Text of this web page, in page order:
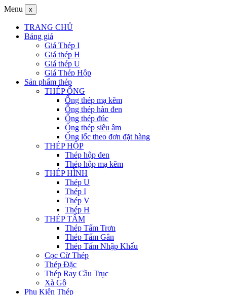
Menu x
TRANG CHỦ
Bảng giá
Giá Thép I
Giá thép H
Giá thép U
Giá Thép Hộp
Sản phẩm thép
THÉP ỐNG
Ống thép mạ kẽm
Ống thép hàn đen
Ống thép đúc
Ống thép siêu âm
Ống lốc theo đơn đặt hàng
THÉP HỘP
Thép hộp đen
Thép hộp mạ kẽm
THÉP HÌNH
Thép U
Thép I
Thép V
Thép H
THÉP TẤM
Thép Tấm Trơn
Thép Tấm Gân
Thép Tấm Nhập Khẩu
Cọc Cừ Thép
Thép Đặc
Thép Ray Cầu Trục
Xà Gồ
Phụ Kiện Thép